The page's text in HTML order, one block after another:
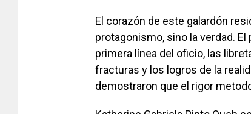
El corazón de este galardón
protagonismo, sino la verdad.
primera línea del oficio, las
fracturas y los logros de la
demostraron que el rigor